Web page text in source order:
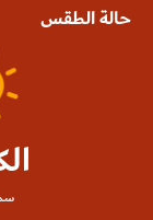
حالة الطقس